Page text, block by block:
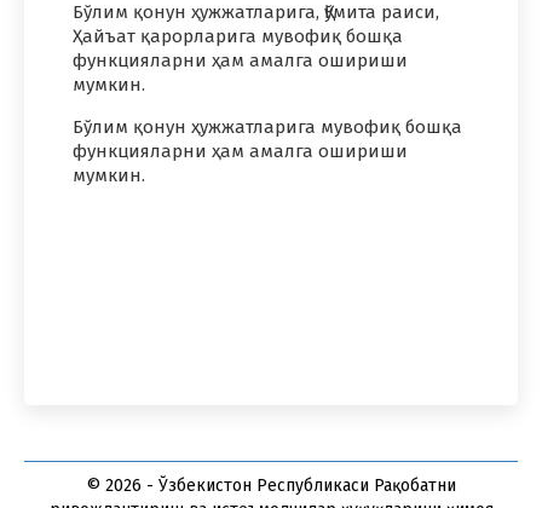
Бўлим қонун ҳужжатларига, Қўмита раиси,
Ҳайъат қарорларига мувофиқ бошқа
функцияларни ҳам амалга ошириши
мумкин.
Бўлим қонун ҳужжатларига мувофиқ бошқа
функцияларни ҳам амалга ошириши
мумкин.
© 2026 - Ўзбекистон Республикаси Рақобатни